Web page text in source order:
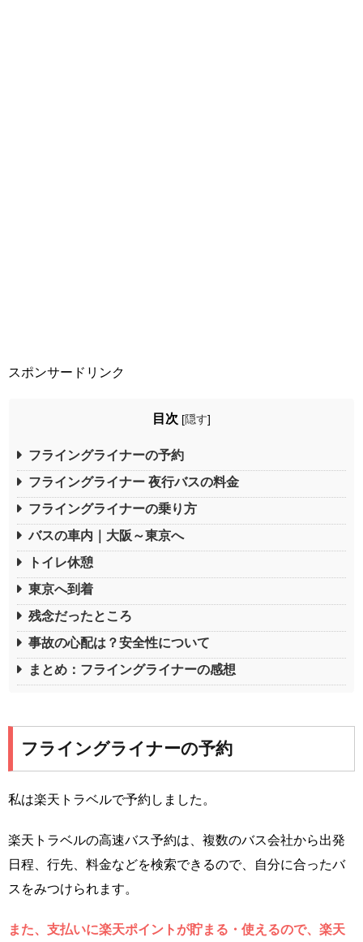
スポンサードリンク
目次 [隠す]
フライングライナーの予約
フライングライナー 夜行バスの料金
フライングライナーの乗り方
バスの車内｜大阪～東京へ
トイレ休憩
東京へ到着
残念だったところ
事故の心配は？安全性について
まとめ：フライングライナーの感想
フライングライナーの予約
私は楽天トラベルで予約しました。
楽天トラベルの高速バス予約は、複数のバス会社から出発
日程、行先、料金などを検索できるので、自分に合ったバ
スをみつけられます。
また、支払いに楽天ポイントが貯まる・使えるので、楽天